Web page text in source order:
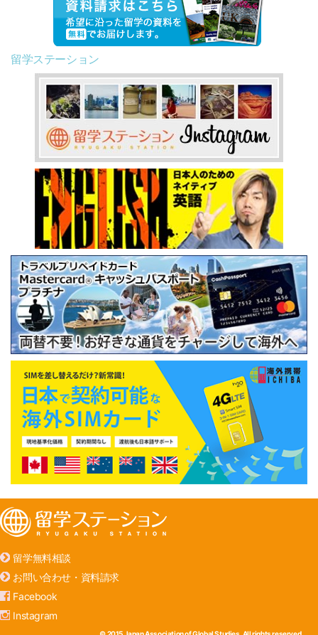
留学ステーション
留学無料相談
お問い合わせ・資料請求
Facebook
Instagram